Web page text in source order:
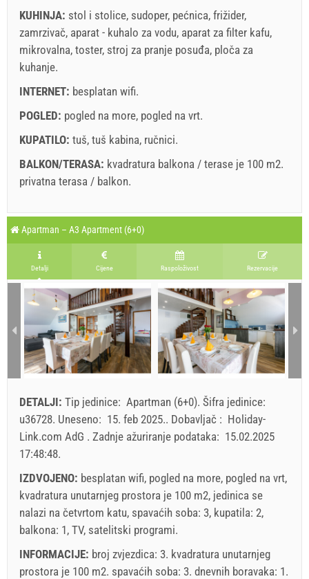
Ukoliko ne želite odmah rezervirati i imate još pitanja,
upišite ih ispod i kliknite ˝Pošalji upit˝.
KUHINJA: stol i stolice, sudoper, pećnica, frižider,
zamrzivač, aparat - kuhalo za vodu, aparat za filter kafu,
mikrovalna, toster, stroj za pranje posuđa, ploča za
kuhanje.
INTERNET: besplatan wifi.
POGLED: pogled na more, pogled na vrt.
KUPATILO: tuš, tuš kabina, ručnici.
BALKON/TERASA: kvadratura balkona / terase je 100 m2.
privatna terasa / balkon.
A2 Apartment (4+0) : Prices 2026 EUR
Br. osoba
14. aug 2026.
21. aug 2026.
1 - 2
115.50 EUR
104.49 EUR
3
4
min. Noćenja
7
dolazak
Subota / Nedjelja Subota / Nedjelja
Prikazana cijena je po jedinici za određeni broj osoba.
Ponude:
Holiday-Link plaća: 30. sep 2025. - 31. dec 2026. / - 10
%
Obavezno: Prijava gostiju (01.07. - 31.08): 10 EUR (once -
5 EUR (once - za_person)
Legenda: termini s pozadinom su rezervirani
2026
SU MO TU WE TH FR SA
1
2
3 4 6 7
8
9
10 11 12 13 14
15
16
17 18 19 20 21
22
30
31
Polja označena s zvijedicom (*) su obavezna!
Apartman – A3 Apartment (6+0)
Detalji Cijene Raspoloživost Rezervacije
DETALJI: Tip jedinice: Apartman (6+0). Šifra jedinice:
u36728. Uneseno: 15. feb 2025.. Dobavljač : Holiday-
Link.com AdG . Zadnje ažuriranje podataka: 15.02.2025
17:48:48.
IZDVOJENO: besplatan wifi, pogled na more, pogled na vrt,
kvadratura unutarnjeg prostora je 100 m2, jedinica se
nalazi na četvrtom katu, spavaćih soba: 3, kupatila: 2,
balkona: 1, TV, satelitski programi.
INFORMACIJE: broj zvjezdica: 3. kvadratura unutarnjeg
prostora je 100 m2. spavaćih soba: 3. dnevnih boravaka: 1.